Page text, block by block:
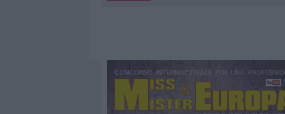
7 AGOSTO 2026 | LE PREVISIONI METEO PER IL WEEKEND A